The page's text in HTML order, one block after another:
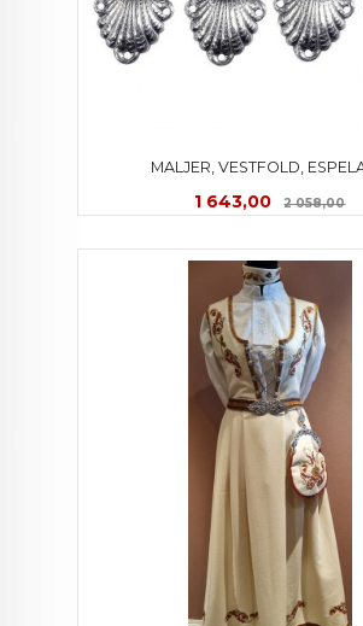
MALJER, VESTFOLD,
Tilbud
1 643,00 2 058,00